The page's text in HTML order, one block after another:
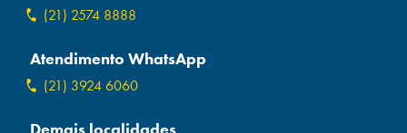
(21) 2574 8888
Atendimento WhatsApp
(21) 3924 6060